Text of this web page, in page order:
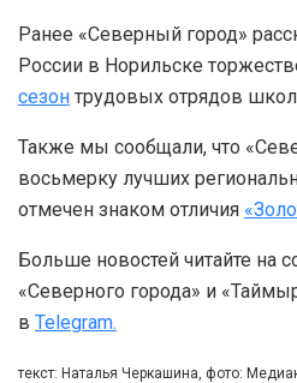
Ранее «Северный город»
России в Норильске
сезон трудовых отрядов
Также мы сообщали, что
восьмерку лучших
отмечен знаком отличия
Больше новостей читайте на
«Северного города» и
в Telegram.
текст: Наталья Черкашина, фото: